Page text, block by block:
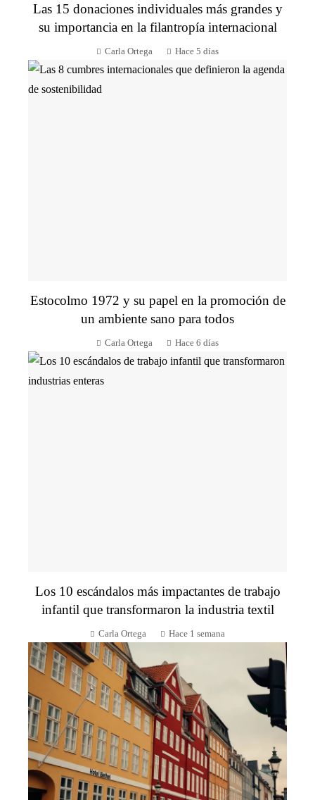
Las 15 donaciones individuales más grandes y
su importancia en la filantropía internacional
Carla Ortega Hace 5 días
Estocolmo 1972 y su papel en la promoción de
un ambiente sano para todos
Carla Ortega Hace 6 días
Los 10 escándalos más impactantes de trabajo
infantil que transformaron la industria textil
Carla Ortega Hace 1 semana